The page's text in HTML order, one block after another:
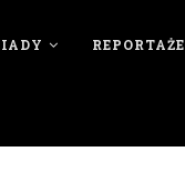
REPORTAŻE